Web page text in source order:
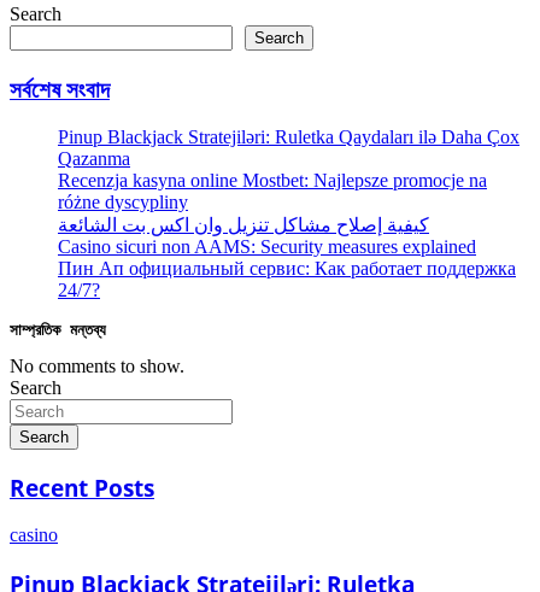
Search
Search
সর্বশেষ সংবাদ
Pinup Blackjack Stratejiləri: Ruletka Qaydaları ilə Daha Çox
Qazanma
Recenzja kasyna online Mostbet: Najlepsze promocje na
różne dyscypliny
كيفية إصلاح مشاكل تنزيل وان اكس بت الشائعة
Casino sicuri non AAMS: Security measures explained
Пин Ап официальный сервис: Как работает поддержка
24/7?
সাম্প্রতিক মন্তব্য
No comments to show.
Search
Search
Recent Posts
casino
Pinup Blackjack Stratejiləri: Ruletka